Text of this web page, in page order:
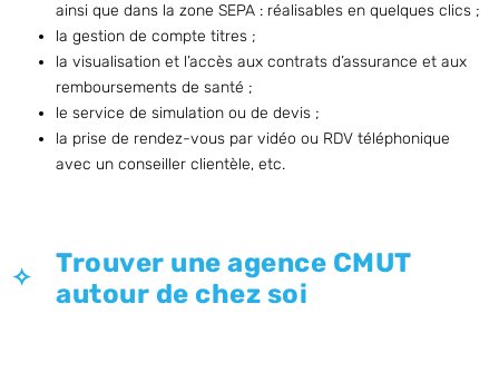
ainsi que dans la zone SEPA : réalisables en quelques clics ;
la gestion de compte titres ;
la visualisation et l’accès aux contrats d’assurance et aux
remboursements de santé ;
le service de simulation ou de devis ;
la prise de rendez-vous par vidéo ou RDV téléphonique
avec un conseiller clientèle, etc.
Trouver une agence CMUT
autour de chez soi